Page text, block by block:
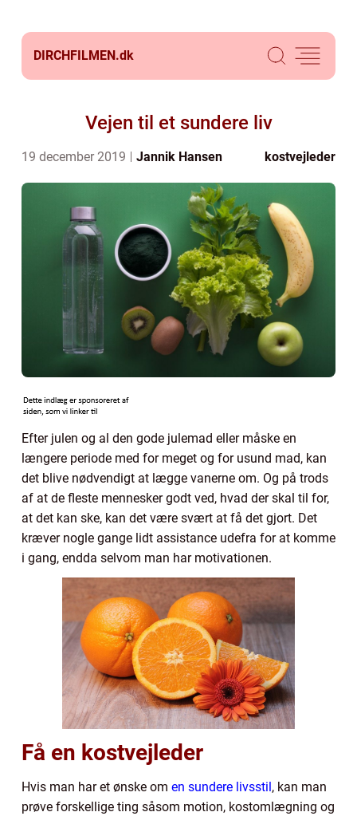
DIRCHFILMEN.dk
Vejen til et sundere liv
19 december 2019 Jannik Hansen kostvejleder
Efter julen og al den gode julemad eller måske en
længere periode med for meget og for usund mad, kan
det blive nødvendigt at lægge vanerne om. Og på trods
af at de fleste mennesker godt ved, hvad der skal til for,
at det kan ske, kan det være svært at få det gjort. Det
kræver nogle gange lidt assistance udefra for at komme
i gang, endda selvom man har motivationen.
Få en kostvejleder
Hvis man har et ønske om en sundere livsstil , kan man
prøve forskellige ting såsom motion, kostomlægning og